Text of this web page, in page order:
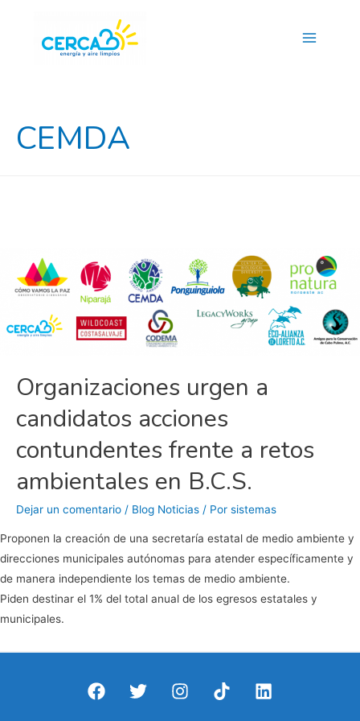
CEMDA
Organizaciones urgen a
candidatos acciones
contundentes frente a retos
ambientales en B.C.S.
Dejar un comentario / Blog Noticias / Por sistemas
Proponen la creación de una secretaría estatal de medio ambiente y
direcciones municipales autónomas para atender específicamente y
de manera independiente los temas de medio ambiente.
Piden destinar el 1% del total anual de los egresos estatales y
municipales.